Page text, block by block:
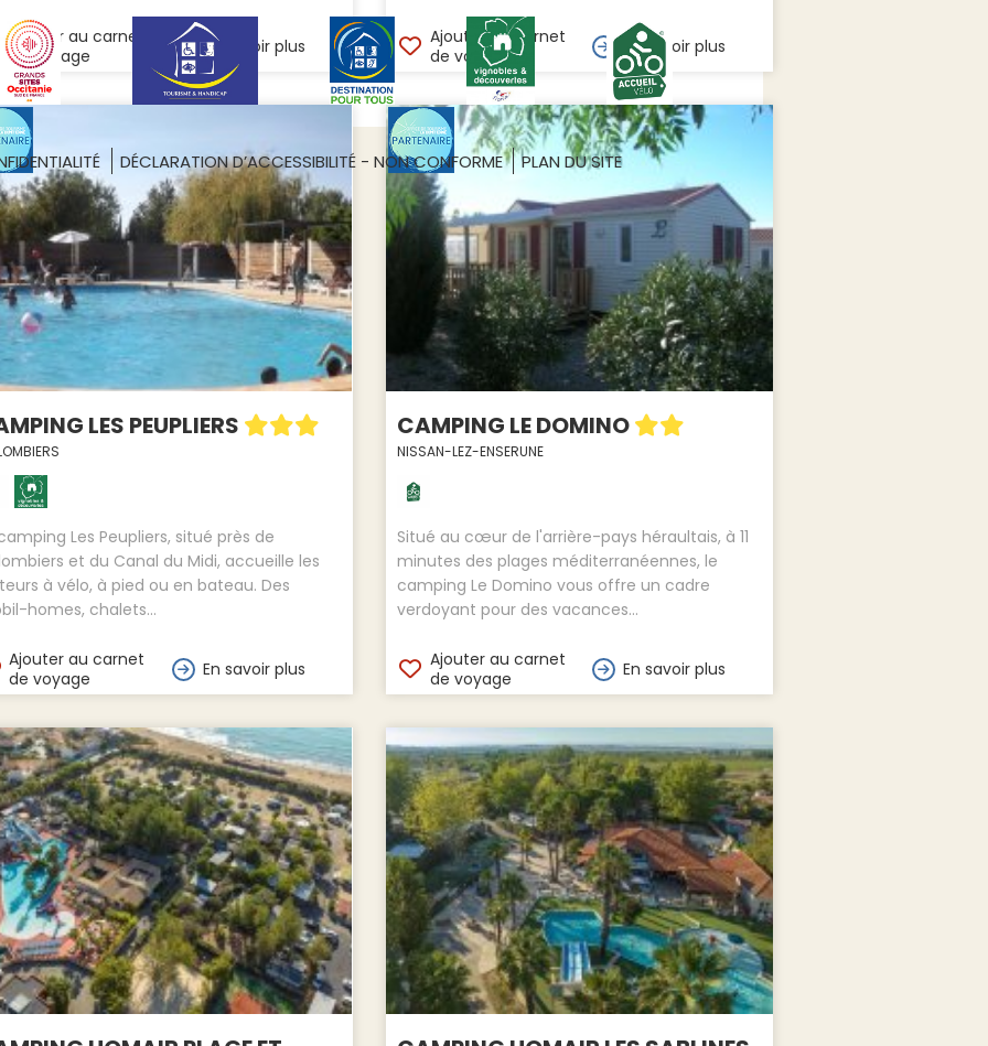
Ajouter au carnet
de voyage
En savoir plus
Ajouter au carnet
de voyage
En savoir plus
LES PEUPLIERS
Les Peupliers, situé près de
et du Canal du Midi, accueille les
à vélo, à pied ou en bateau. Des
homes, chalets...
Ajouter au carnet
de voyage
En savoir plus
CAMPING LE DOMINO
NISSAN-LEZ-ENSERUNE
Situé au cœur de l'arrière-pays héraultais, à 11
minutes des plages méditerranéennes, le
camping Le Domino vous offre un cadre
verdoyant pour des vacances...
Ajouter au carnet
de voyage
En savoir plus
DÉCLARATION D’ACCESSIBILITÉ - NON CONFORME PLAN DU SITE